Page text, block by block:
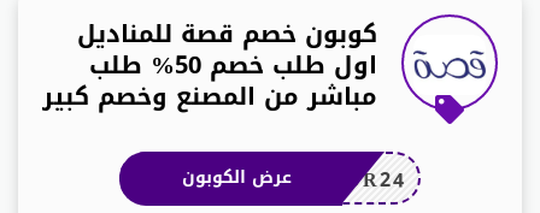
كوبون خصم قصة للمناديل
اول طلب خصم 50% طلب
مباشر من المصنع وخصم كبير
DR24 عرض الكوبون